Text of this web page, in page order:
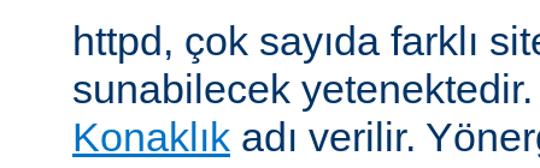
httpd, çok sayıda farklı
sunabilecek
Konaklık adı verilir.